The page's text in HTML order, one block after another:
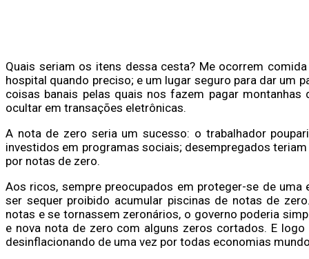
Quais seriam os itens dessa cesta? Me ocorrem
hospital quando preciso; e um lugar seguro para dar um
coisas banais pelas quais nos fazem pagar
ocultar em transações eletrônicas.
A nota de zero seria um sucesso: o trabalhador
investidos em programas sociais; desempregados
por notas de zero.
Aos ricos, sempre preocupados em proteger-se de
ser sequer proibido acumular piscinas de notas de
notas e se tornassem zeronários, o governo poderia
e nova nota de zero com alguns zeros cortados. E
desinflacionando de uma vez por todas economias